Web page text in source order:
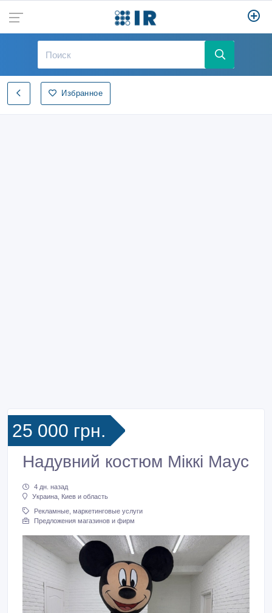
Избранное
25 000 грн.
Надувний костюм Міккі Маус
4 дн. назад
Украина, Киев и область
Рекламные, маркетинговые услуги
Предложения магазинов и фирм